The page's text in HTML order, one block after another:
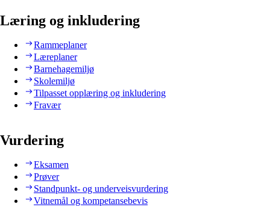
Læring og inkludering
Rammeplaner
Læreplaner
Barnehagemiljø
Skolemiljø
Tilpasset opplæring og inkludering
Fravær
Vurdering
Eksamen
Prøver
Standpunkt- og underveisvurdering
Vitnemål og kompetansebevis